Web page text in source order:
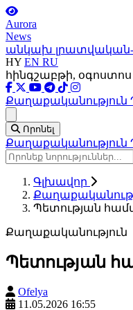
Aurora
News
անկախ լրատվական-
HY EN RU
հինգշաբթի, օգոստոս
Քաղաքականություն
Որոնել
Քաղաքականություն
Գլխավոր
Պետության
Քաղաքականություն
Պետության
Ofelya
11.05.2026 16:55